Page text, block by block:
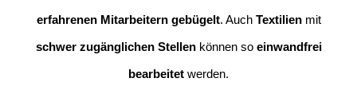
erfahrenen Mitarbeitern gebügelt. Auch Textilienmit
schwer zugänglichen Stellenkönnen so einwandfrei
bearbeitet werden.